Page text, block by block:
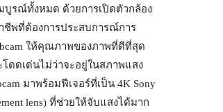
บูรณ์ทั้งหมด ด้วยการเปิดตัวกล้อง
ชีพที่ต้องการประสบการณ์การ
ให้คุณภาพของภาพที่ดีที่สุด
ดดเด่นไม่ว่าจะอยู่ในสภาพแสง
มาพร้อมฟีเจอร์ที่เป็น 4K Sony
lens) ที่ช่วยให้จับแสงได้มาก